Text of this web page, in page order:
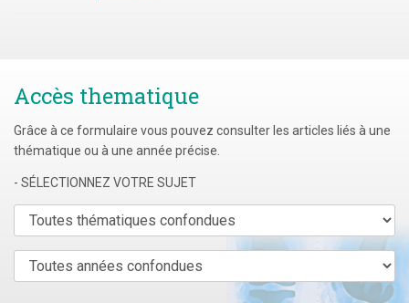
Accès thematique
Grâce à ce formulaire vous pouvez consulter les articles liés à une
thématique ou à une année précise.
- SÉLECTIONNEZ VOTRE SUJET